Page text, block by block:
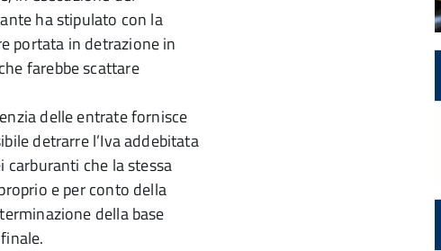
ha stipulato con la
portata in detrazione in
farebbe scattare
delle entrate fornisce
detrarre l’Iva addebitata
carburanti che la stessa
e per conto della
della base